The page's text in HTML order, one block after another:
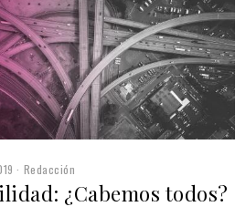
Redacción
¿Cabemos todos?